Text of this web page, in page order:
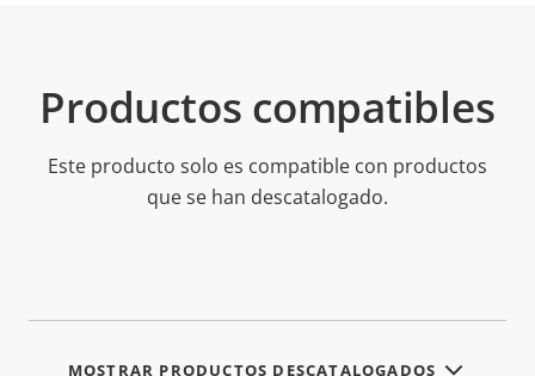
Productos compatibles
Este producto solo es compatible con productos
que se han descatalogado.
MOSTRAR PRODUCTOS DESCATALOGADOS